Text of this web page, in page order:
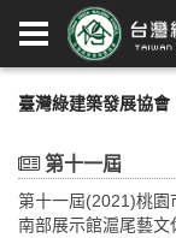
臺灣綠建築發展協會
第十一屆
第十一屆(2021)桃園
南部展示館滬尾藝